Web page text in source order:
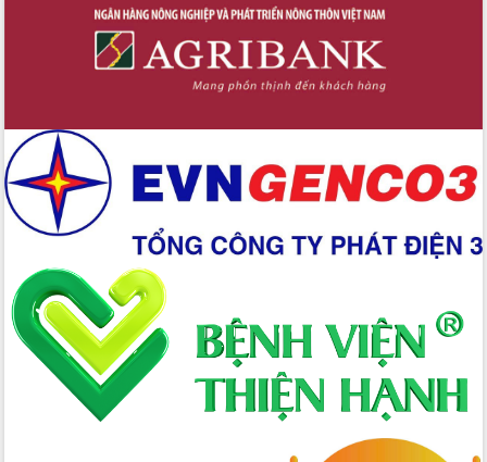
Triển khai đồng bộ đo đạc, lập hồ sơ
địa chính, hoàn thiện cơ sở dữ liệu đất
Lắk
Đắk Lắk nâng cao hiệu quả công tác
Đảng từ Sổ tay đảng viên điện tử
Đắk Lắk đẩy mạnh nuôi biển công
nghệ, hướng tới phát triển thủy sản
Tập huấn nâng cao năng lực triển khai
chuyển đổi số cho cán bộ, công chức
cấp xã
Đắk Lắk phát động hưởng ứng Ngày
Quyền của người tiêu dùng Việt Nam